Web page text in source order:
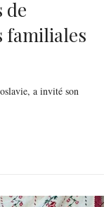
de
familiales
a invité son